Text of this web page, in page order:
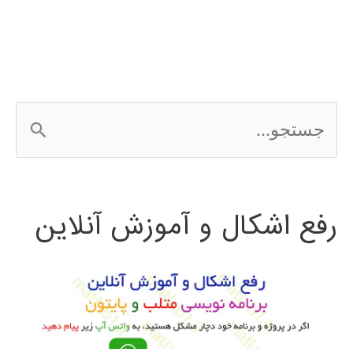
س
ج
رفع اشکال و آموزش آنلاین